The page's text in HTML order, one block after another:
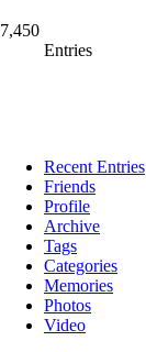
7,450
Entries
Recent Entries
Friends
Profile
Archive
Tags
Categories
Memories
Photos
Video